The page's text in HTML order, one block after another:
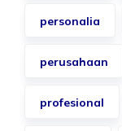
personalia
perusahaan
profesional